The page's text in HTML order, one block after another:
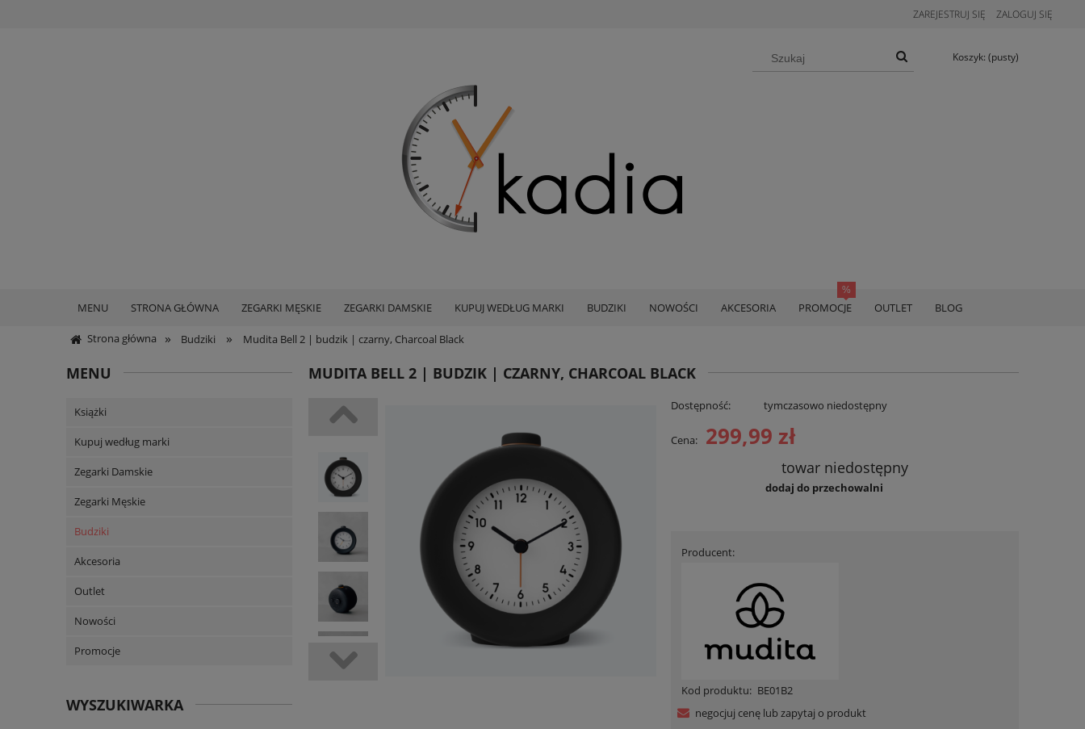
ZAREJESTRUJ SIĘ ZALOGUJ SIĘ
Koszyk: (pusty)
MENU STRONA GŁÓWNA ZEGARKI MĘSKIE ZEGARKI DAMSKIE KUPUJ WEDŁUG MARKI BUDZIKI NOWOŚCI AKCESORIA PROMOCJE OUTLET BLOG
Strona główna » Budziki » Mudita Bell 2 | budzik | czarny, Charcoal Black
MENU
Książki
Kupuj według marki
Zegarki Damskie
Zegarki Męskie
Budziki
Akcesoria
Outlet
Nowości
Promocje
WYSZUKIWARKA
MUDITA BELL 2 | BUDZIK | CZARNY, CHARCOAL BLACK
Dostępność: tymczasowo niedostępny
Cena: 299,99 zł
towar niedostępny
dodaj do przechowalni
Producent:
Kod produktu: BE01B2
negocjuj cenę lub zapytaj o produkt